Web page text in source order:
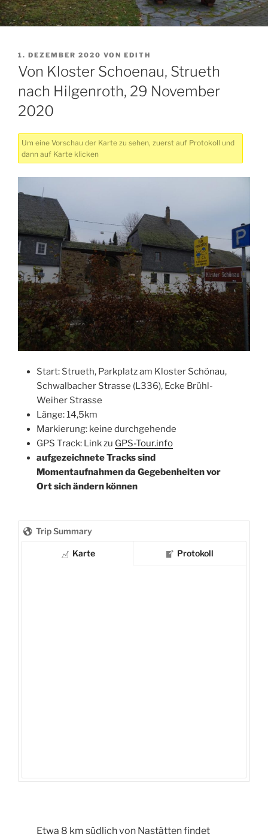
VERÖFFENTLICHT
AM
1. DEZEMBER 2020 VON EDITH
Von Kloster Schoenau, Strueth
nach Hilgenroth, 29 November
2020
Um eine Vorschau der Karte zu sehen, zuerst auf Protokoll und
dann auf Karte klicken
Start: Strueth, Parkplatz am Kloster Schönau,
Schwalbacher Strasse (L336), Ecke Brühl-
Weiher Strasse
Länge: 14,5km
Markierung: keine durchgehende
GPS Track: Link zu GPS-Tour.info
aufgezeichnete Tracks sind
Momentaufnahmen da Gegebenheiten vor
Ort sich ändern können
Trip Summary
Karte Protokoll
Etwa 8 km südlich von Nastätten findet